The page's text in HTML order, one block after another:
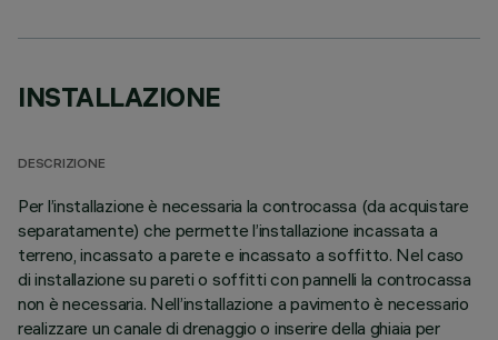
INSTALLAZIONE
DESCRIZIONE
Per l’installazione è necessaria la controcassa (da acquistare
separatamente) che permette l’installazione incassata a
terreno, incassato a parete e incassato a soffitto. Nel caso
di installazione su pareti o soffitti con pannelli la controcassa
non è necessaria. Nell’installazione a pavimento è necessario
realizzare un canale di drenaggio o inserire della ghiaia per